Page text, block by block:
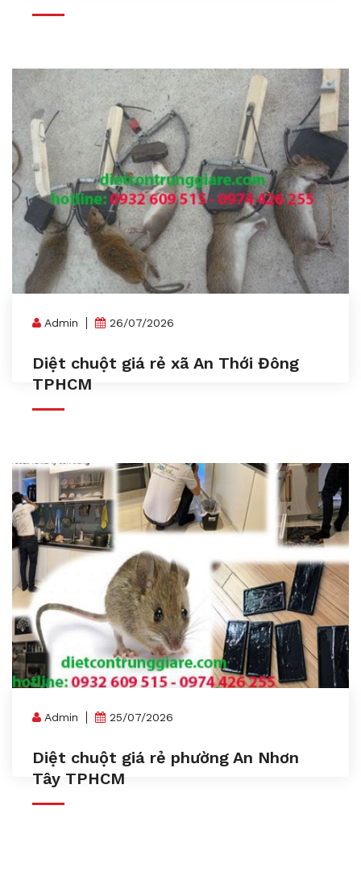
Admin 26/07/2026
Diệt chuột giá rẻ xã An Thới Đông
TPHCM
Admin 25/07/2026
Diệt chuột giá rẻ phường An Nhơn
Tây TPHCM